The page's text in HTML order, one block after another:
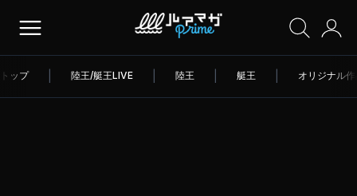
トップ 陸王/艇王LIVE 陸王 艇王 オリジナル